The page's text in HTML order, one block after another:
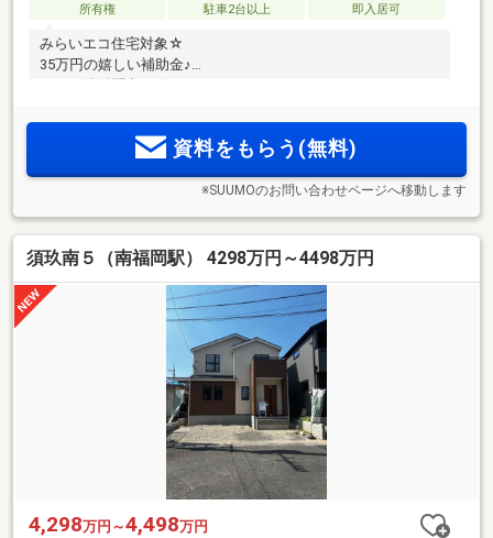
所有権
駐車2台以上 即入居可
みらいエコ住宅対象☆
35万円の嬉しい補助金♪
資料をもらう(無料)
※SUUMOのお問い合わせページへ移動します
須玖南５（南福岡駅） 4298万円～4498万円
4,298万円～4,498万円